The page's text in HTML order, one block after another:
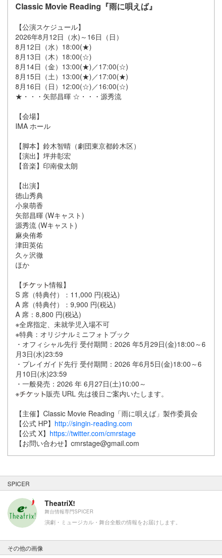
Classic Movie Reading『雨に唄えば』
【公演スケジュール】
2026年8月12日（水)～16日（日）
8月12日（水）18:00(★)
8月13日（木）18:00(☆)
8月14日（金）13:00(★)／17:00(☆)
8月15日（土）13:00(★)／17:00(★)
8月16日（日）12:00(☆)／16:00(☆)
★・・・矢部昌暉 ☆・・・源秀流
【会場】
IMA ホール
【脚本】鈴木智晴（劇団東京都鈴木区）
【演出】坪井彰宏
【音楽】印南俊太朗
【出演】
徳山秀典
小泉萌香
矢部昌暉 (Wキャスト)
源秀流 (Wキャスト)
麻央侑希
津田英佑
久ヶ沢徹
ほか
【
情報】
S 席（特典付）：11,000 円(税込)
A 席（特典付）：9,900 円(税込)
A 席：8,800 円(税込)
※全席指定、未就学児入場不可
※特典：オリジナルミニフォトブック
・オフィシャル先行 受付期間：2026 年5月29日(金)18:00～6
月3日(水)23:59
・プレイガイド先行 受付期間：2026 年6月5日(金)18:00～6
月10日(水)23:59
・一般発売：2026 年 6月27日(土)10:00～
※
販売 URL 先は後日ご案内いたします。
【主催】Classic Movie Reading「雨に唄えば」製作委員会
【公式 HP】 http://singin-reading.com
【公式 X】 https://twitter.com/cmrstage
【お問い合わせ】cmrstage@gmail.com
SPICER
TheatriX!
舞台情報専門SPICER
演劇・ミュージカル・舞台全般の情報をお届けします。
その他の画像